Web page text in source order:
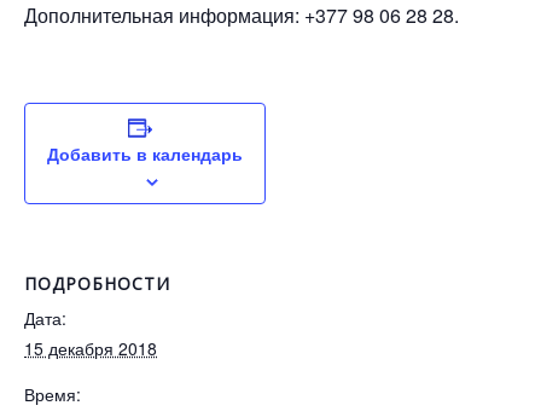
Дополнительная информация: +377 98 06 28 28.
Добавить в календарь
ПОДРОБНОСТИ
Дата:
15 декабря 2018
Время: